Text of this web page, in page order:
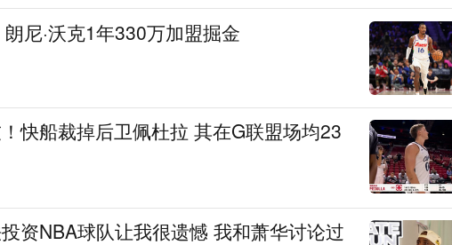
尼·沃克1年330万加盟掘金
快船裁掉后卫佩杜拉 其在G联盟场均23
资NBA球队让我很遗憾 我和萧华讨论过